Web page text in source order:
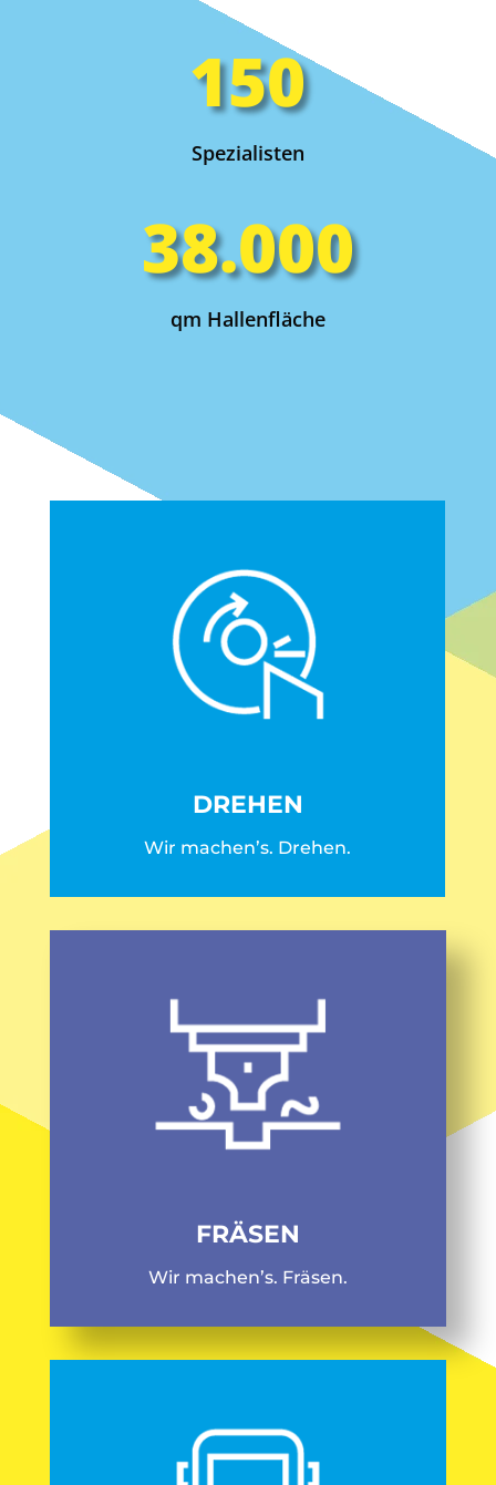
150
Spezialisten
38.000
qm Hallenfläche
DREHEN
Wir machen’s. Drehen.
FRÄSEN
Wir machen’s. Fräsen.